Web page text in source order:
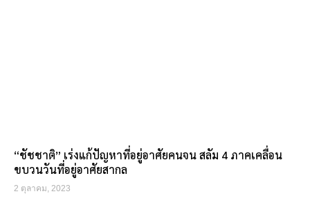
“ชัชชาติ” เร่งแก้ปัญหาที่อยู่อาศัยคนจน สลัม 4 ภาคเคลื่อน
ขบวนวันที่อยู่อาศัยสากล
2 ตุลาคม, 2023